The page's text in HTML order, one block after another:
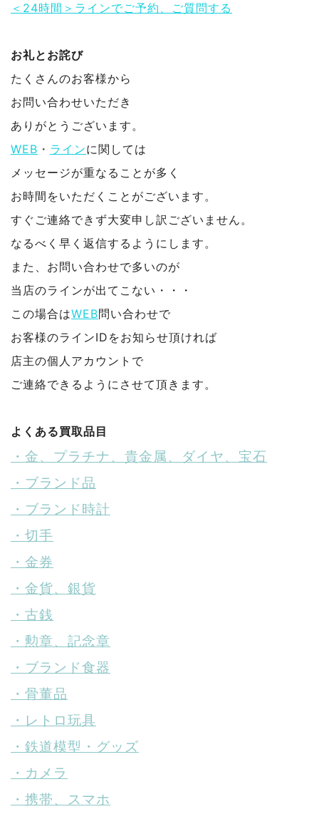
＜24時間＞ラインでご予約、ご質問する
お礼とお詫び
たくさんのお客様から
お問い合わせいただき
ありがとうございます。
WEB ・ ラインに関しては
メッセージが重なることが多く
お時間をいただくことがございます。
すぐご連絡できず大変申し訳ございません。
なるべく早く返信するようにします。
また、お問い合わせで多いのが
当店のラインが出てこない・・・
この場合はWEB問い合わせで
お客様のラインIDをお知らせ頂ければ
店主の個人アカウントで
ご連絡できるようにさせて頂きます。
よくある買取品目
・金、プラチナ、貴金属、ダイヤ、宝石
・ブランド品
・ブランド時計
・切手
・金券
・金貨、銀貨
・古銭
・勲章、記念章
・ブランド食器
・骨董品
・レトロ玩具
・鉄道模型・グッズ
・カメラ
・携帯、スマホ